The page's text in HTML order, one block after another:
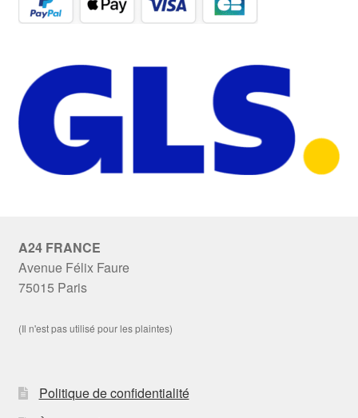
A24 FRANCE
Avenue Félix Faure
75015 Paris
(Il n'est pas utilisé pour les plaintes)
Politique de confidentialité